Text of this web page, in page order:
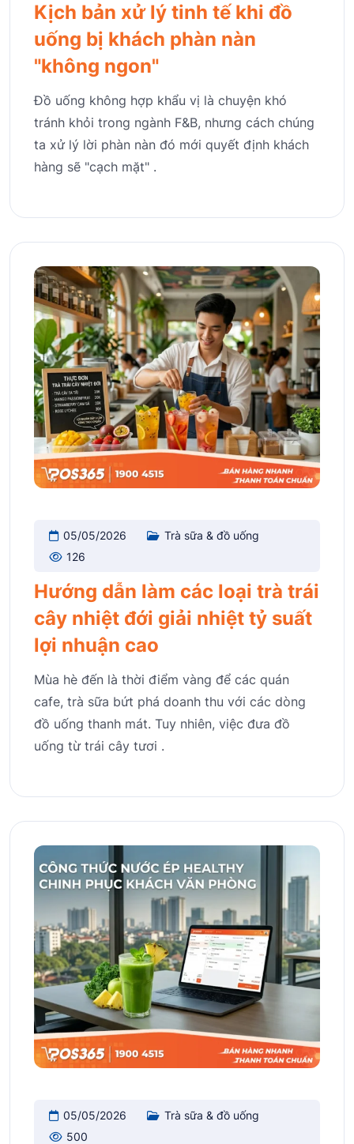
Kịch bản xử lý tinh tế khi đồ
uống bị khách phàn nàn
"không ngon"
Đồ uống không hợp khẩu vị là chuyện khó
tránh khỏi trong ngành F&B, nhưng cách chúng
ta xử lý lời phàn nàn đó mới quyết định khách
hàng sẽ "cạch mặt" .
05/05/2026
Trà sữa & đồ uống
126
Hướng dẫn làm các loại trà trái
cây nhiệt đới giải nhiệt tỷ suất
lợi nhuận cao
Mùa hè đến là thời điểm vàng để các quán
cafe, trà sữa bứt phá doanh thu với các dòng
đồ uống thanh mát. Tuy nhiên, việc đưa đồ
uống từ trái cây tươi .
05/05/2026
Trà sữa & đồ uống
500